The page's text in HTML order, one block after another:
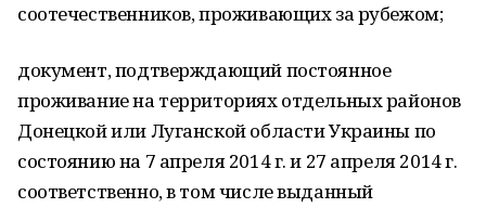
соотечественников, проживающих за рубежом;
документ, подтверждающий постоянное
проживание на территориях отдельных районов
Донецкой или Луганской области Украины по
состоянию на 7 апреля 2014 г. и 27 апреля 2014 г.
соответственно, в том числе выданный